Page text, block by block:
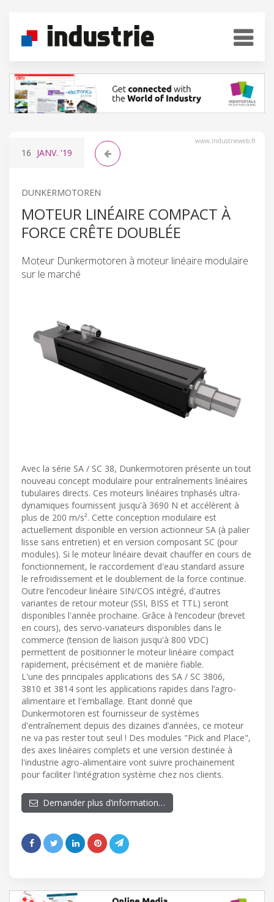
www.industrieweb.fr
16 JANV. '19
DUNKERMOTOREN
MOTEUR LINÉAIRE COMPACT À
FORCE CRÊTE DOUBLÉE
Moteur Dunkermotoren à moteur linéaire modulaire
sur le marché
Avec la série SA / SC 38, Dunkermotoren présente un tout
nouveau concept modulaire pour entraînements linéaires
tubulaires directs. Ces moteurs linéaires triphasés ultra-
dynamiques fournissent jusqu'à 3690 N et accélèrent à
plus de 200 m/s². Cette conception modulaire est
actuellement disponible en version actionneur SA (à palier
lisse sans entretien) et en version composant SC (pour
modules). Si le moteur linéaire devait chauffer en cours de
fonctionnement, le raccordement d'eau standard assure
le refroidissement et le doublement de la force continue.
Outre l’encodeur linéaire SIN/COS intégré, d'autres
variantes de retour moteur (SSI, BISS et TTL) seront
disponibles l'année prochaine. Grâce à l’encodeur (brevet
en cours), des servo-variateurs disponibles dans le
commerce (tension de liaison jusqu'à 800 VDC)
permettent de positionner le moteur linéaire compact
rapidement, précisément et de manière fiable.
L'une des principales applications des SA / SC 3806,
3810 et 3814 sont les applications rapides dans l’agro-
alimentaire et l'emballage. Etant donné que
Dunkermotoren est fournisseur de systèmes
d'entraînement depuis des dizaines d’années, ce moteur
ne va pas rester tout seul ! Des modules "Pick and Place",
des axes linéaires complets et une version destinée à
l'industrie agro-alimentaire vont suivre prochainement
pour faciliter l'intégration système chez nos clients.
Demander plus d’information…